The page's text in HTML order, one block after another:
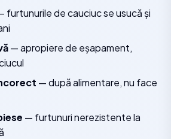
furtunurile de cauciuc se usucă și
— apropiere de eșapament,
— după alimentare, nu face
— furtunuri nerezistente la